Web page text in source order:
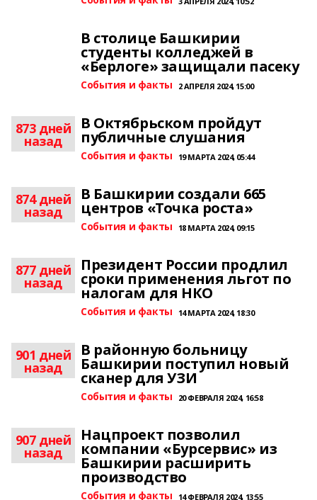
В столице Башкирии
студенты колледжей в
«Берлоге» защищали пасеку
События и факты 2 АПРЕЛЯ 2024, 15:00
873 дней
назад
В Октябрьском пройдут
публичные слушания
События и факты 19 МАРТА 2024, 05:44
874 дней
назад
В Башкирии создали 665
центров «Точка роста»
События и факты 18 МАРТА 2024, 09:15
877 дней
назад
Президент России продлил
сроки применения льгот по
налогам для НКО
События и факты 14 МАРТА 2024, 18:30
901 дней
назад
В районную больницу
Башкирии поступил новый
сканер для УЗИ
События и факты 20 ФЕВРАЛЯ 2024, 16:58
907 дней
назад
Нацпроект позволил
компании «Бурсервис» из
Башкирии расширить
производство
События и факты 14 ФЕВРАЛЯ 2024, 13:55